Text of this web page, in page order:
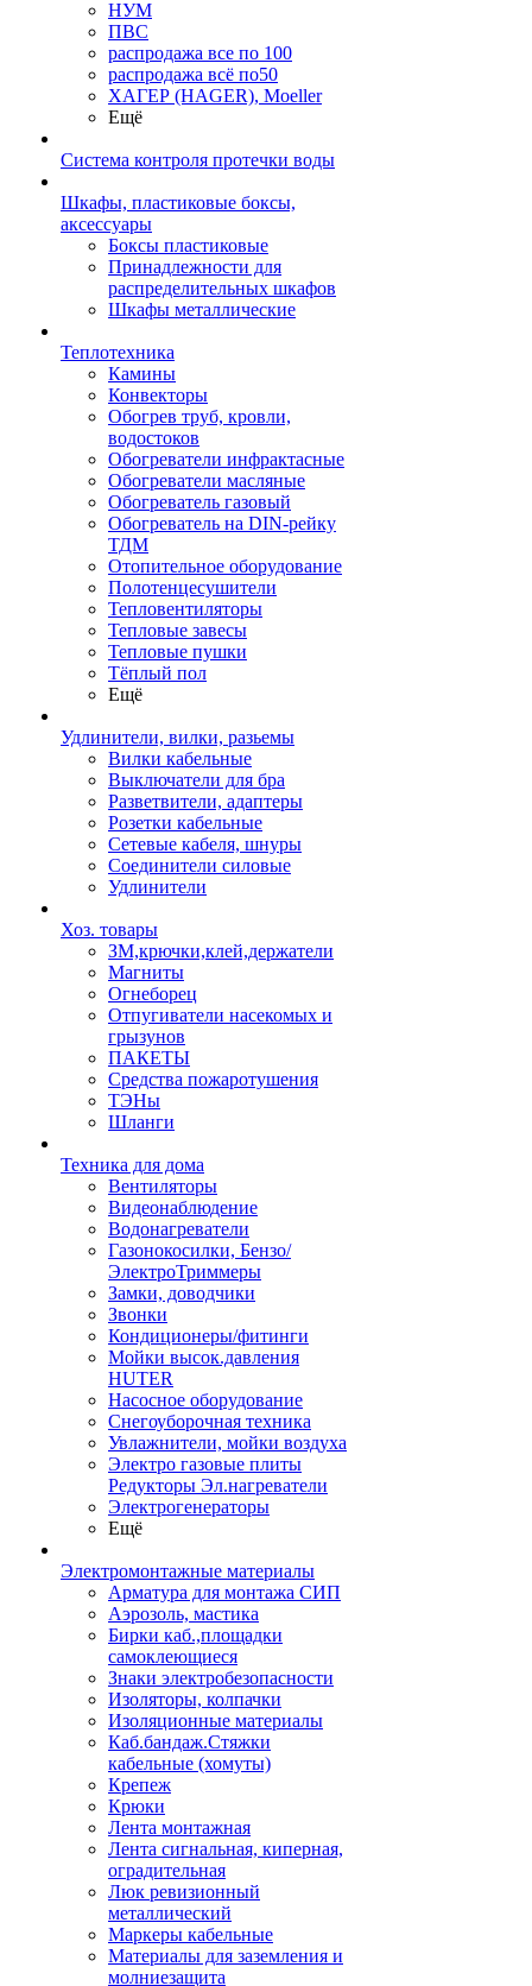
НУМ
ПВС
распродажа все по 100
распродажа всё по50
ХАГЕР (HAGER), Moeller
Ещё
Система контроля протечки воды
Шкафы, пластиковые боксы,
аксессуары
Боксы пластиковые
Принадлежности для
распределительных шкафов
Шкафы металлические
Теплотехника
Камины
Конвекторы
Обогрев труб, кровли,
водостоков
Обогреватели инфрактасные
Обогреватели масляные
Обогреватель газовый
Обогреватель на DIN-рейку
ТДМ
Отопительное оборудование
Полотенцесушители
Тепловентиляторы
Тепловые завесы
Тепловые пушки
Тёплый пол
Ещё
Удлинители, вилки, разьемы
Вилки кабельные
Выключатели для бра
Разветвители, адаптеры
Розетки кабельные
Сетевые кабеля, шнуры
Соединители силовые
Удлинители
Хоз. товары
ЗМ,крючки,клей,держатели
Магниты
Огнеборец
Отпугиватели насекомых и
грызунов
ПАКЕТЫ
Средства пожаротушения
ТЭНы
Шланги
Техника для дома
Вентиляторы
Видеонаблюдение
Водонагреватели
Газонокосилки, Бензо/
ЭлектроТриммеры
Замки, доводчики
Звонки
Кондиционеры/фитинги
Мойки высок.давления
HUTER
Насосное оборудование
Снегоуборочная техника
Увлажнители, мойки воздуха
Электро газовые плиты
Редукторы Эл.нагреватели
Электрогенераторы
Ещё
Электромонтажные материалы
Арматура для монтажа СИП
Аэрозоль, мастика
Бирки каб.,площадки
самоклеющиеся
Знаки электробезопасности
Изоляторы, колпачки
Изоляционные материалы
Каб.бандаж.Стяжки
кабельные (хомуты)
Крепеж
Крюки
Лента монтажная
Лента сигнальная, киперная,
оградительная
Люк ревизионный
металлический
Маркеры кабельные
Материалы для заземления и
молниезащита